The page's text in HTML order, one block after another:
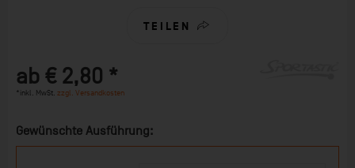
TEILEN
ab € 2,80 *
*inkl. MwSt. zzgl. Versandkosten
Gewünschte Ausführung: